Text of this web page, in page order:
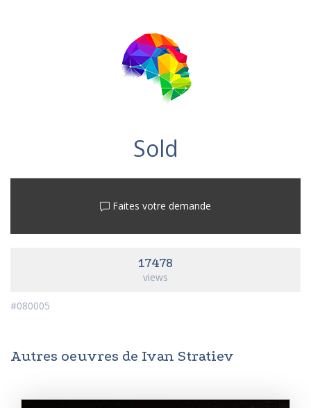
Sold
Faites votre demande
17478
views
#080005
Autres oeuvres de Ivan Stratiev